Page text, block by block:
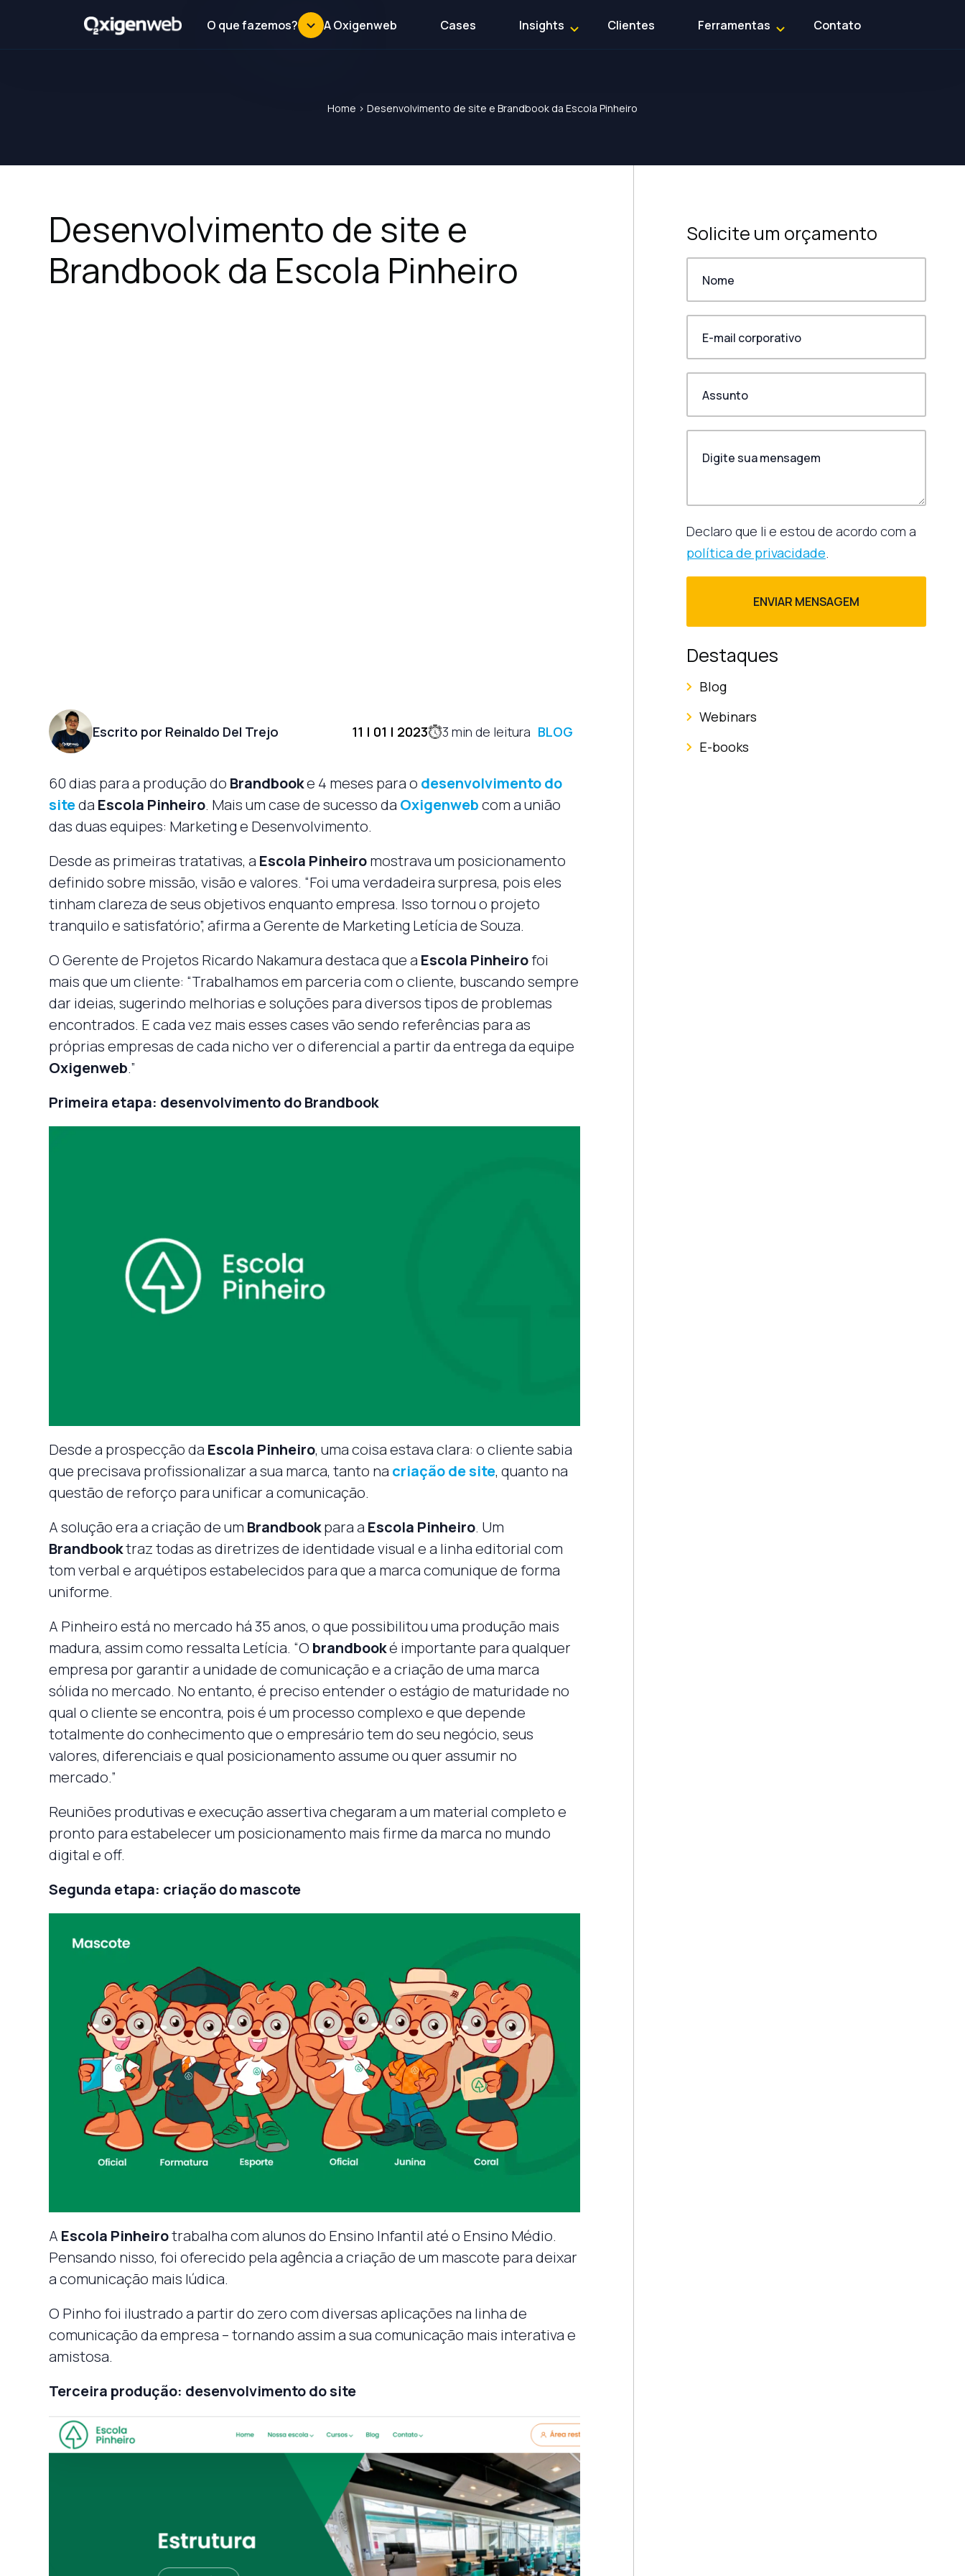
O que fazemos? A Oxigenweb Cases Insights Clientes Ferramentas Contato
Home > Desenvolvimento de site e Brandbook da Escola Pinheiro
Desenvolvimento de site e
Brandbook da Escola Pinheiro
Escrito por Reinaldo Del Trejo 11 | 01 | 2023 3 min de leitura BLOG
60 dias para a produção do Brandbooke 4 meses para o desenvolvimento do
siteda Escola Pinheiro. Mais um case de sucesso da Oxigenwebcom a união
das duas equipes: Marketing e Desenvolvimento.
Desde as primeiras tratativas, a Escola Pinheiromostrava um posicionamento
definido sobre missão, visão e valores. “Foi uma verdadeira surpresa, pois eles
tinham clareza de seus objetivos enquanto empresa. Isso tornou o projeto
tranquilo e satisfatório”, afirma a Gerente de Marketing Letícia de Souza.
O Gerente de Projetos Ricardo Nakamura destaca que a Escola Pinheirofoi
mais que um cliente: “Trabalhamos em parceria com o cliente, buscando sempre
dar ideias, sugerindo melhorias e soluções para diversos tipos de problemas
encontrados. E cada vez mais esses cases vão sendo referências para as
próprias empresas de cada nicho ver o diferencial a partir da entrega da equipe
Oxigenweb.”
Primeira etapa: desenvolvimento do Brandbook
Desde a prospecção da Escola Pinheiro, uma coisa estava clara: o cliente sabia
que precisava profissionalizar a sua marca, tanto na criação de site, quanto na
questão de reforço para unificar a comunicação.
A solução era a criação de um Brandbookpara a Escola Pinheiro. Um
Brandbooktraz todas as diretrizes de identidade visual e a linha editorial com
tom verbal e arquétipos estabelecidos para que a marca comunique de forma
uniforme.
A Pinheiro está no mercado há 35 anos, o que possibilitou uma produção mais
madura, assim como ressalta Letícia. “O brandbooké importante para qualquer
empresa por garantir a unidade de comunicação e a criação de uma marca
sólida no mercado. No entanto, é preciso entender o estágio de maturidade no
qual o cliente se encontra, pois é um processo complexo e que depende
totalmente do conhecimento que o empresário tem do seu negócio, seus
valores, diferenciais e qual posicionamento assume ou quer assumir no
mercado.”
Reuniões produtivas e execução assertiva chegaram a um material completo e
pronto para estabelecer um posicionamento mais firme da marca no mundo
digital e off.
Segunda etapa: criação do mascote
A Escola Pinheirotrabalha com alunos do Ensino Infantil até o Ensino Médio.
Pensando nisso, foi oferecido pela agência a criação de um mascote para deixar
a comunicação mais lúdica.
O Pinho foi ilustrado a partir do zero com diversas aplicações na linha de
comunicação da empresa – tornando assim a sua comunicação mais interativa e
amistosa.
Terceira produção: desenvolvimento do site
Solicite um orçamento
Declaro que li e estou de acordo com a
política de privacidade.
Destaques
Blog
Webinars
E-books